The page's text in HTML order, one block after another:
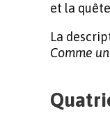
et la
La
Comme